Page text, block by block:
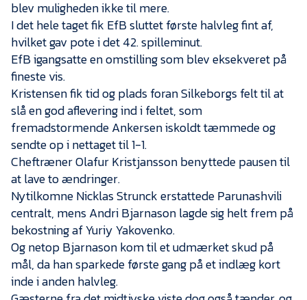
blev muligheden ikke til mere.
I det hele taget fik EfB sluttet første halvleg fint af,
hvilket gav pote i det 42. spilleminut.
EfB igangsatte en omstilling som blev eksekveret på
fineste vis.
Kristensen fik tid og plads foran Silkeborgs felt til at
slå en god aflevering ind i feltet, som
fremadstormende Ankersen iskoldt tæmmede og
sendte op i nettaget til 1-1.
Cheftræner Olafur Kristjansson benyttede pausen til
at lave to ændringer.
Nytilkomne Nicklas Strunck erstattede Parunashvili
centralt, mens Andri Bjarnason lagde sig helt frem på
bekostning af Yuriy Yakovenko.
Og netop Bjarnason kom til et udmærket skud på
mål, da han sparkede første gang på et indlæg kort
inde i anden halvleg.